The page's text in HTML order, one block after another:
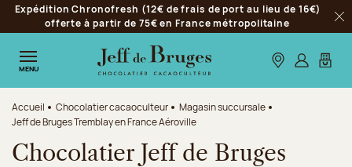
Aller à la navigation
Aller au contenu principal
Aller au pied de page
Expédition Chronofresh (12€ de frais de port au lieu de 16€)
offerte à partir de 75€ en France métropolitaine
MENU Nos boutiques
S’identifier
Mon
Accueil Chocolatier cacaoculteur
Magasin succursale
Jeff de Bruges Tremblay en France Aéroville
Chocolatier Jeff de Bruges